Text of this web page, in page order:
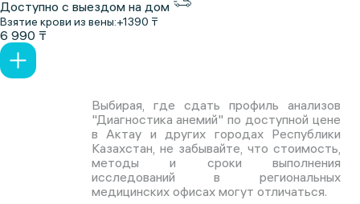
Доступно с выездом на дом
Взятие крови из вены:+1390 ₸
6 990 ₸
Выбирая, где сдать профиль анализов
"Диагностика анемий" по доступной цене
в Актау и других городах Республики
Казахстан, не забывайте, что стоимость,
методы и сроки выполнения
исследований в региональных
медицинских офисах могут отличаться.